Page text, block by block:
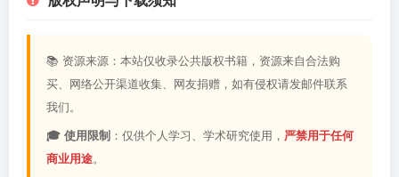
📚 资源来源：本站仅收录公共版权书籍，资源来自合法购
买、网络公开渠道收集、网友捐赠，如有侵权请发邮件联系
我们。
🎓 使用限制 ：仅供个人学习、学术研究使用， 严禁用于任何
商业用途。